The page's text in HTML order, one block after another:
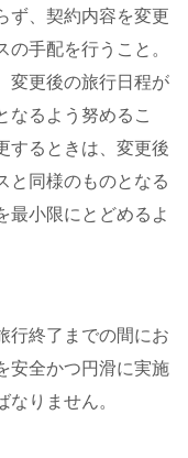
、契約内容を変更
手配を行うこと。
変更後の旅行日程が
なるよう努めるこ
するときは、変更後
と同様のものとなる
最小限にとどめるよ
終了までの間にお
安全かつ円滑に実施
りません。